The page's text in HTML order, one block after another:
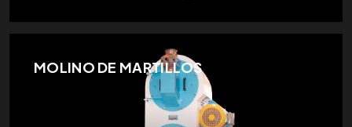
MOLINO DE MARTILLOS